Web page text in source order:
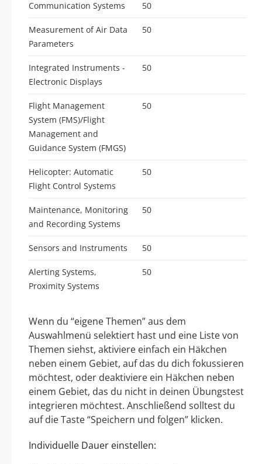
Communication Systems 50
Measurement of Air Data
Parameters
50
Integrated Instruments -
Electronic Displays
50
Flight Management
System (FMS)/Flight
Management and
Guidance System (FMGS)
50
Helicopter: Automatic
Flight Control Systems
50
Maintenance, Monitoring
and Recording Systems
50
Sensors and Instruments 50
Alerting Systems,
Proximity Systems
50
Wenn du “eigene Themen” aus dem
Auswahlmenü selektiert hast und eine Liste von
Themen siehst, aktiviere einfach ein Häkchen
neben einem Gebiet, auf das du dich fokussieren
möchtest, oder deaktiviere ein Häkchen neben
einem Gebiet, das du nicht in deinen Übungstest
integrieren möchtest. Anschließend solltest du
auf die Taste “Speichern und folgen” klicken.
Individuelle Dauer einstellen: